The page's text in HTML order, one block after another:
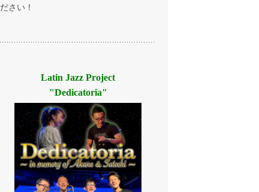
ださい！
Latin Jazz Project
"Dedicatoria"